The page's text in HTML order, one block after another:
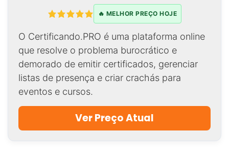
🔥 MELHOR PREÇO HOJE
O Certificando.PRO é uma plataforma online
que resolve o problema burocrático e
demorado de emitir certificados, gerenciar
listas de presença e criar crachás para
eventos e cursos.
Ver Preço Atual